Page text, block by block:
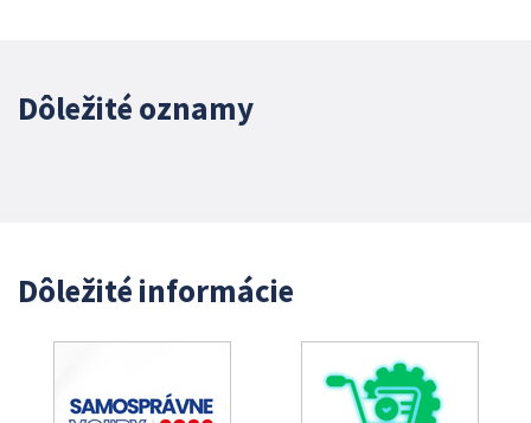
Dôležité oznamy
Dôležité informácie